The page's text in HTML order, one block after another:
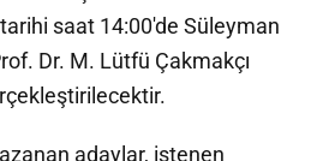
saat 14:00'de Süleyman
Dr. M. Lütfü Çakmakçı
adaylar, istenen